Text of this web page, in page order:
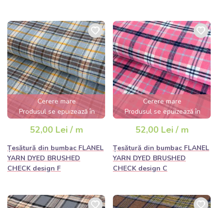
Cerere mare
Produsul se epuizează în
câteva ore
52,00 Lei / m
Țesătură din bumbac FLANEL
YARN DYED BRUSHED
CHECK design F
Cerere mare
Produsul se epuizează în
câteva ore
52,00 Lei / m
Țesătură din bumbac FLANEL
YARN DYED BRUSHED
CHECK design C